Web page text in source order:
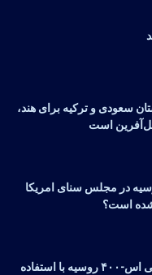
سعودی و ترکیه برای هند،
است
در مجلس سنای امریکا
شده است؟
سیستم ‌های دفاع هوایی اس-۴۰۰ روسیه با استفاده